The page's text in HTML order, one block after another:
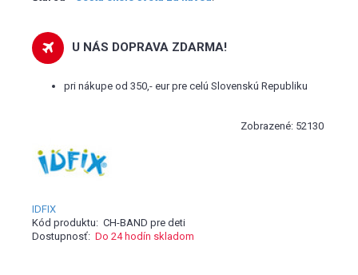
U NÁS DOPRAVA ZDARMA!
pri nákupe od 350,- eur pre celú Slovenskú Republiku
Zobrazené: 52130
IDFIX
Kód produktu: CH-BAND pre deti
Dostupnosť: Do 24 hodín skladom